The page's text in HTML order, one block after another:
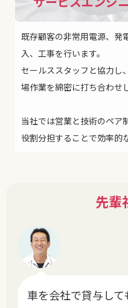
既存顧客の非常用電源、発
入、工事を行います。
セールススタッフと協力し
場作業を綿密に打ち合わせ
当社では営業と技術のペア
役割分担することで効率的
先輩
車を会社で貸与して